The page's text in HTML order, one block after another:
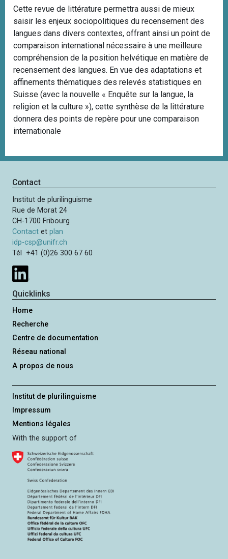
Cette revue de littérature permettra aussi de mieux
saisir les enjeux sociopolitiques du recensement des
langues dans divers contextes, offrant ainsi un point de
comparaison international nécessaire à une meilleure
compréhension de la position helvétique en matière de
recensement des langues. En vue des adaptations et
affinements thématiques des relevés statistiques en
Suisse (avec la nouvelle « Enquête sur la langue, la
religion et la culture »), cette synthèse de la littérature
donnera des points de repère pour une comparaison
internationale
Contact
Institut de plurilinguisme
Rue de Morat 24
CH-1700 Fribourg
Contact etplan
idp-csp@unifr.ch
Tél +41 (0)26 300 67 60
Quicklinks
Home
Recherche
Centre de documentation
Réseau national
A propos de nous
Institut de plurilinguisme
Impressum
Mentions légales
With the support of